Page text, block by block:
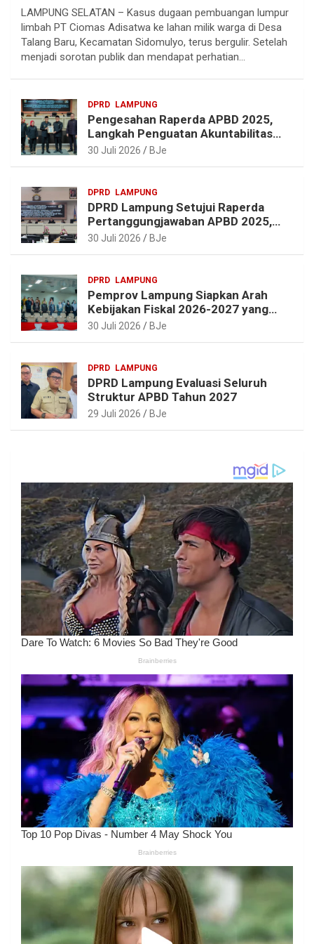
l
e
g
m
c
e
b
k
n
t
e
s
t
a
t
s
p
LAMPUNG SELATAN – Kasus dugaan pembuangan lumpur
limbah PT Ciomas Adisatwa ke lahan milik warga di Desa
Talang Baru, Kecamatan Sidomulyo, terus bergulir. Setelah
menjadi sorotan publik dan mendapat perhatian…
DPRD LAMPUNG
Pengesahan Raperda APBD 2025,
Langkah Penguatan Akuntabilitas
dan Pembangunan Lampung
30 Juli 2026 BJe
DPRD LAMPUNG
DPRD Lampung Setujui Raperda
Pertanggungjawaban APBD 2025,
Beri Sejumlah Rekomendasi
30 Juli 2026 BJe
DPRD LAMPUNG
Pemprov Lampung Siapkan Arah
Kebijakan Fiskal 2026-2027 yang
Realistis dan Berkelanjutan
30 Juli 2026 BJe
DPRD LAMPUNG
DPRD Lampung Evaluasi Seluruh
Struktur APBD Tahun 2027
29 Juli 2026 BJe